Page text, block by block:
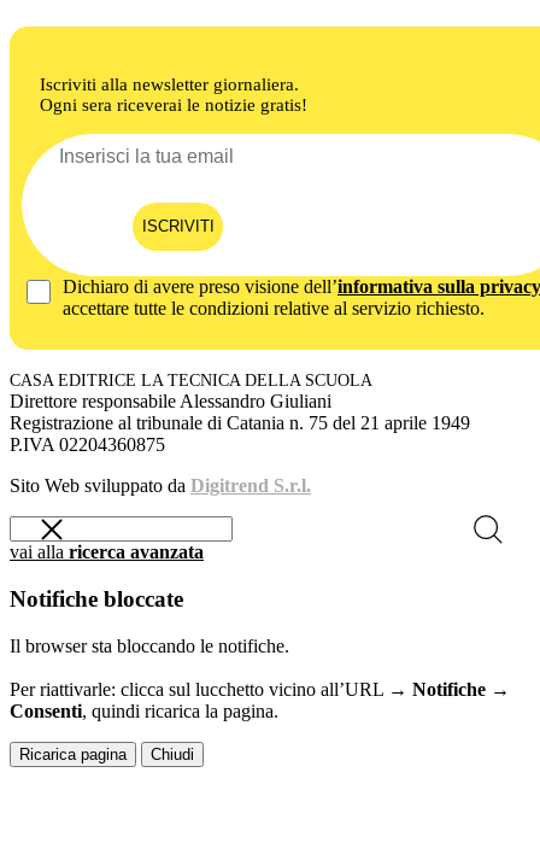
Iscriviti alla newsletter giornaliera.
Ogni sera riceverai le notizie gratis!
ISCRIVITI
Dichiaro di avere preso visione dell’informativa sulla privacy
accettare tutte le condizioni relative al servizio richiesto.
CASA EDITRICE LA TECNICA DELLA SCUOLA
Direttore responsabile Alessandro Giuliani
Registrazione al tribunale di Catania n. 75 del 21 aprile 1949
P.IVA 02204360875
Sito Web sviluppato da Digitrend S.r.l.
vai alla ricerca avanzata
Notifiche bloccate
Il browser sta bloccando le notifiche.
Per riattivarle: clicca sul lucchetto vicino all’URL → Notifiche →
Consenti, quindi ricarica la pagina.
Ricarica pagina Chiudi